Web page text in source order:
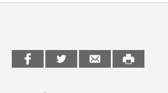
Medio Ambiente
Música